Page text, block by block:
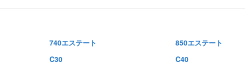
740エステート 850エステート
C30 C40